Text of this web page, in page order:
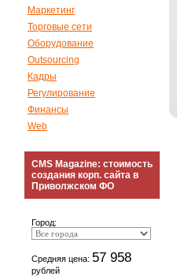
Маркетинг
Торговые сети
Оборудование
Outsourcing
Кадры
Регулирование
Финансы
Web
CMS Magazine: стоимость
создания корп. сайта в
Приволжском ФО
Город:
Средняя цена: 57 958
рублей